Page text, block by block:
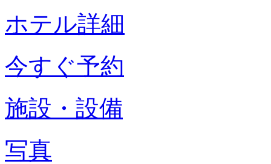
ホテル詳細
今すぐ予約
施設・設備
写真